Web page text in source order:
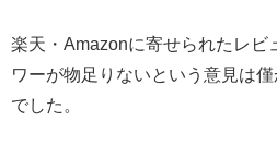
楽天・Amazonに寄せられたレビ
ワーが物足りないという意見は
でした。